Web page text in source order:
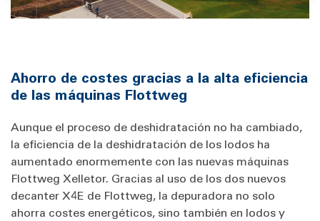
Ahorro de costes gracias a la alta eficiencia
de las máquinas Flottweg
Aunque el proceso de deshidratación no ha cambiado,
la eficiencia de la deshidratación de los lodos ha
aumentado enormemente con las nuevas máquinas
Flottweg Xelletor. Gracias al uso de los dos nuevos
decanter X4E de Flottweg, la depuradora no solo
ahorra costes energéticos, sino también en lodos y